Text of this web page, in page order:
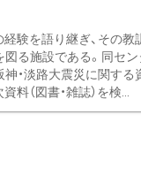
経験を語り継ぎ、その
図る施設である。同セ
淡路大震災に関する
料（図書・雑誌）を検...